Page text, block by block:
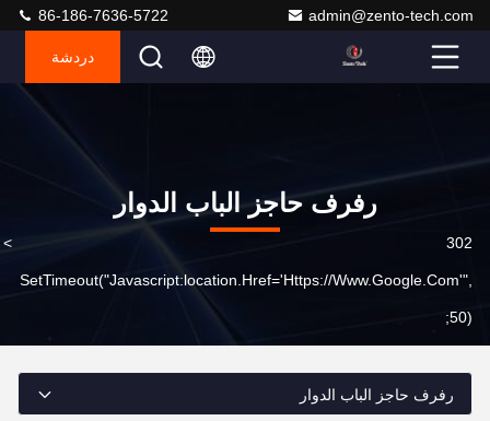
admin@zento-tech.com
86-186-7636-5722
دردشة
رفرف حاجز الباب الدوار
302
SetTimeout("javascript:location.href='https://www.google.com'",
50);
>
رفرف حاجز الباب الدوار